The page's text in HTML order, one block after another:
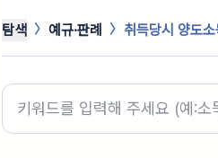
탐색 예규·판례 취득당시 양도